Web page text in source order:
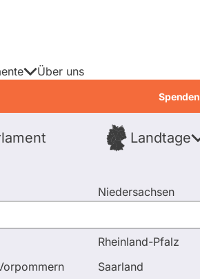
Landtage
Niedersachsen
Rheinland-Pfalz
Saarland
Über uns
Spenden